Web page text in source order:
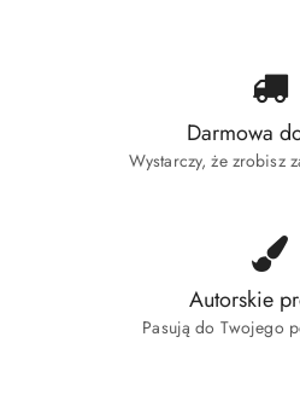
Darmowa
Wystarczy, że zrobisz
Autorskie
Pasują do Twojego